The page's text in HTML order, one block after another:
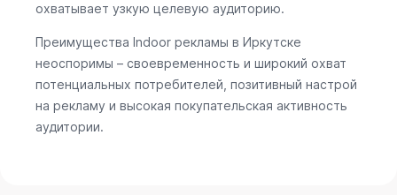
охватывает узкую целевую аудиторию.
Преимущества Indoor рекламы в Иркутске
неоспоримы – своевременность и широкий охват
потенциальных потребителей, позитивный настрой
на рекламу и высокая покупательская активность
аудитории.